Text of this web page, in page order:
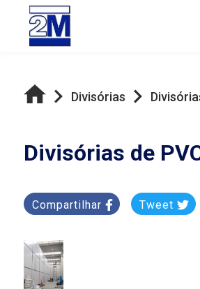
Divisórias
Divisórias de
Compartilhar Tweet